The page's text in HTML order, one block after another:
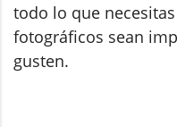
todo lo que
fotográficos sean
gusten.